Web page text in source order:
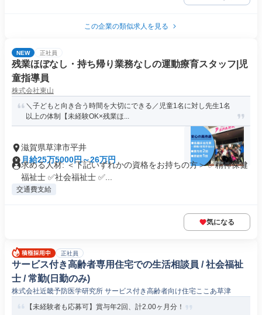
この企業の類似求人を見る
NEW 正社員
残業ほぼなし・持ち帰り業務なしの運動療育スタッフ|児
童指導員
株式会社東山
＼子どもと向き合う時間を大切にできる／児童1名に対し先生1名
以上の体制【未経験OK×残業ほ...
滋賀県草津市平井
月給25万5000円～26万円
求める人材: ＜下記いずれかの資格をお持ちの方＞ ✅精神保健
福祉士 ✅社会福祉士 ✅...
交通費支給
気になる
正社員
サービス付き高齢者専用住宅での生活相談員 / 社会福祉
士 / 常勤(日勤のみ)
株式会社近畿予防医学研究所 サービス付き高齢者向け住宅ここあ草津
【未経験者も応募可】賞与年2回、計2.00ヶ月分！